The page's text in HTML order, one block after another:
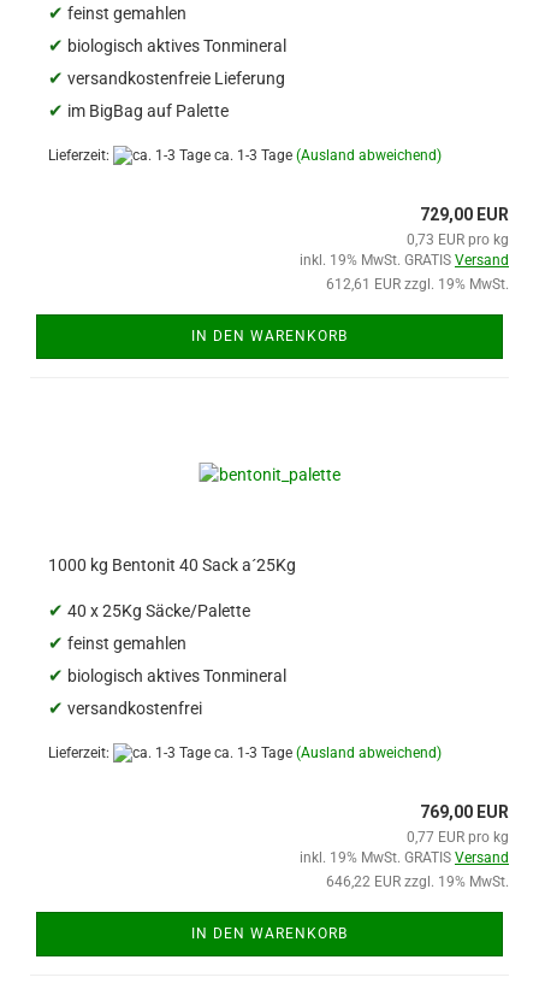
✔ feinst gemahlen
✔ biologisch aktives Tonmineral
✔ versandkostenfreie Lieferung
✔ im BigBag auf Palette
Lieferzeit: ca. 1-3 Tage (Ausland abweichend)
729,00 EUR
0,73 EUR pro kg
inkl. 19% MwSt. GRATIS Versand
612,61 EUR zzgl. 19% MwSt.
IN DEN WARENKORB
1000 kg Bentonit 40 Sack a´25Kg
✔ 40 x 25Kg Säcke/Palette
✔ feinst gemahlen
✔ biologisch aktives Tonmineral
✔ versandkostenfrei
Lieferzeit: ca. 1-3 Tage (Ausland abweichend)
769,00 EUR
0,77 EUR pro kg
inkl. 19% MwSt. GRATIS Versand
646,22 EUR zzgl. 19% MwSt.
IN DEN WARENKORB